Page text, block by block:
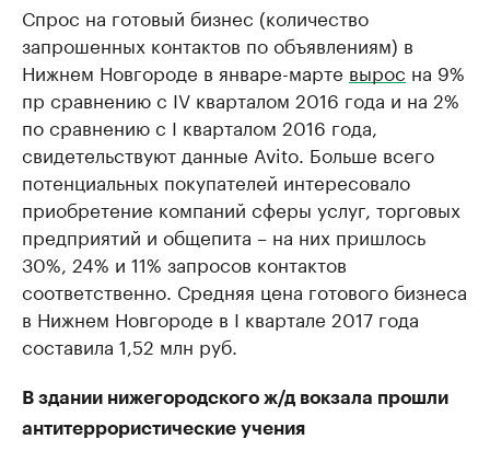
Спрос на готовый бизнес (количество
запрошенных контактов по объявлениям) в
Нижнем Новгороде в январе-марте вырос на 9%
пр сравнению с IV кварталом 2016 года и на 2%
по сравнению с I кварталом 2016 года,
свидетельствуют данные Avito. Больше всего
потенциальных покупателей интересовало
приобретение компаний сферы услуг, торговых
предприятий и общепита – на них пришлось
30%, 24% и 11% запросов контактов
соответственно. Средняя цена готового бизнеса
в Нижнем Новгороде в I квартале 2017 года
составила 1,52 млн руб.
В здании нижегородского ж/д вокзала прошли
антитеррористические учения